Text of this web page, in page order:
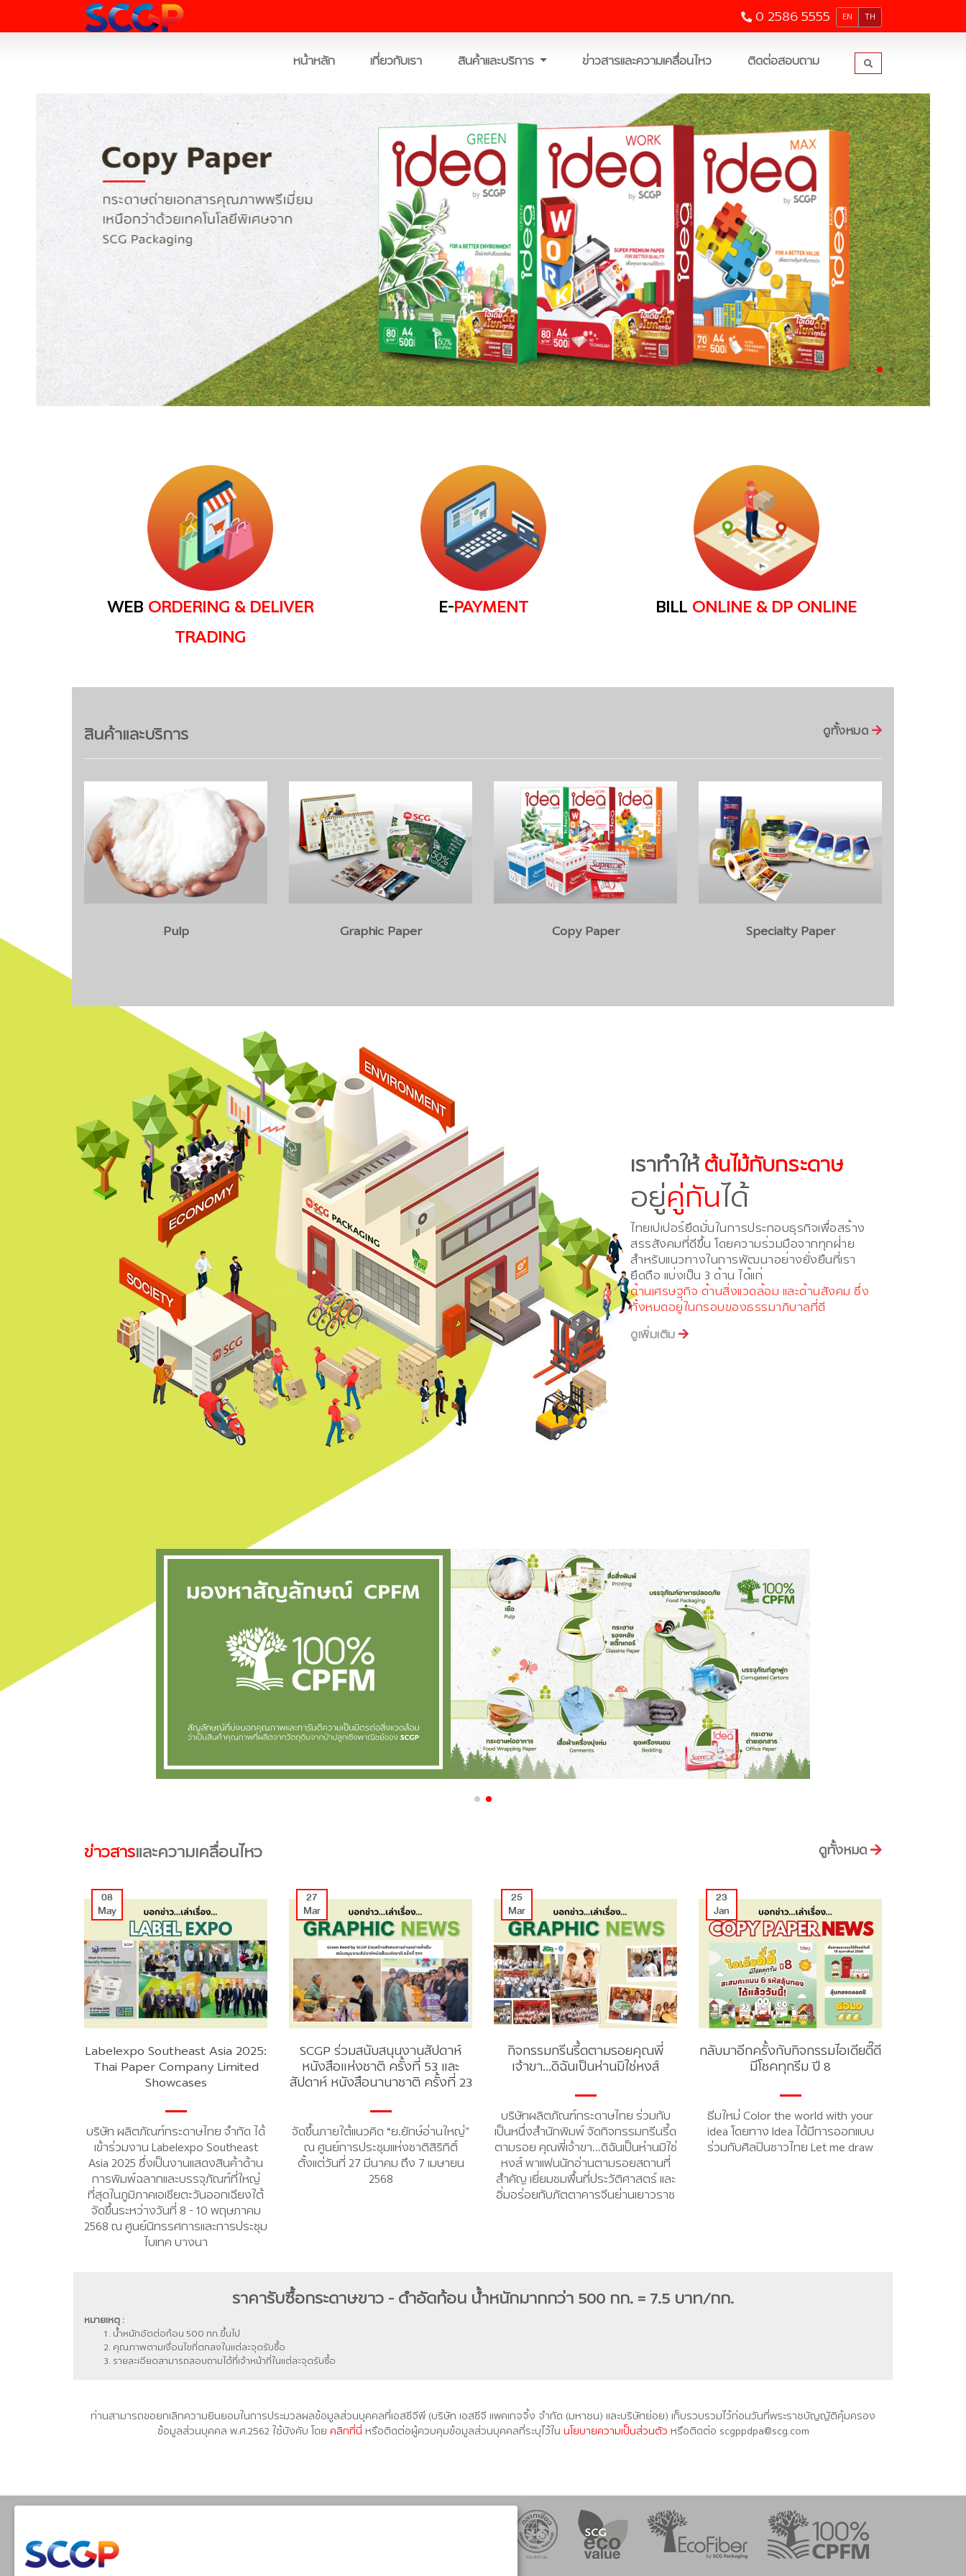
0 2586 5555 EN TH
หน้าหลัก เกี่ยวกับเรา สินค้าและบริการ ข่าวสารและความเคลื่อนไหว ติดต่อสอบถาม
WEB ORDERING & DELIVER
TRADING
E-PAYMENT BILL ONLINE & DP ONLINE
สินค้าและบริการ ดูทั้งหมด
Graphic Paper Copy Paper Specialty Paper Foodservice Packaging
เราทำให้ต้นไม้กับกระดาษ
อยู่คู่กันได้
ไทยเปเปอร์ยึดมั่นในการประกอบธุรกิจเพื่อสร้าง
สรรสังคมที่ดีขึ้น โดยความร่วมมือจากทุกฝ่าย
สำหรับแนวทางในการพัฒนาอย่างยั่งยืนที่เรา
ยึดถือ แบ่งเป็น 3 ด้าน ได้แก่
ด้านเศรษฐกิจ ด้านสิ่งแวดล้อม และด้านสังคม ซึ่ง
ทั้งหมดอยู่ในกรอบของธรรมาภิบาลที่ดี
ดูเพิ่มเติม
ข่าวสารและความเคลื่อนไหว ดูทั้งหมด
08
May
Labelexpo Southeast Asia 2025:
Thai Paper Company Limited
Showcases
บริษัท ผลิตภัณฑ์กระดาษไทย จำกัด ได้
เข้าร่วมงาน Labelexpo Southeast
Asia 2025 ซึ่งเป็นงานแสดงสินค้าด้าน
การพิมพ์ฉลากและบรรจุภัณฑ์ที่ใหญ่
ที่สุดในภูมิภาคเอเชียตะวันออกเฉียงใต้
จัดขึ้นระหว่างวันที่ 8 - 10 พฤษภาคม
2568 ณ ศูนย์นิทรรศการและการประชุม
ไบเทค บางนา
27
Mar
SCGP ร่วมสนับสนุนงานสัปดาห์
หนังสือแห่งชาติ ครั้งที่ 53 และ
สัปดาห์ หนังสือนานาชาติ ครั้งที่ 23
จัดขึ้นภายใต้แนวคิด “ย.ยักษ์อ่านใหญ่”
ณ ศูนย์การประชุมแห่งชาติสิริกิติ์
ตั้งแต่วันที่ 27 มีนาคม ถึง 7 เมษายน
2568
25
Mar
กิจกรรมกรีนรี้ดตามรอยคุณพี่
เจ้าขา...ดิฉันเป็นห่านมิใช่หงส์
บริษัทผลิตภัณฑ์กระดาษไทย ร่วมกับ
เป็นหนึ่งสำนักพิมพ์ จัดกิจกรรมกรีนรี้ด
ตามรอย คุณพี่เจ้าขา…ดิฉันเป็นห่านมิใช่
หงส์ พาแฟนนักอ่านตามรอยสถานที่
สำคัญ เยี่ยมชมพื้นที่ประวัติศาสตร์ และ
อิ่มอร่อยกับภัตตาคารจีนย่านเยาวราช
23
Jan
กลับมาอีกครั้งกับกิจกรรมไอเดียดี๊ดี
มีโชคทุกรีม ปี 8
ธีมใหม่ Color the world with your
idea โดยทาง Idea ได้มีการออกแบบ
ร่วมกับศิลปินชาวไทย Let me draw
ราคารับซื้อกระดาษขาว - ดำอัดก้อน น้ำหนักมากกว่า 500 กก. = 7.5 บาท/กก.
หมายเหตุ :
น้ำหนักอัดต่อก้อน 500 กก.ขึ้นไป
คุณภาพตามเงื่อนไขที่ตกลงในแต่ละจุดรับซื้อ
รายละเอียดสามารถสอบถามได้ที่เจ้าหน้าที่ในแต่ละจุดรับซื้อ
ท่านสามารถขอยกเลิกความยินยอมในการประมวลผลข้อมูลส่วนบุคคลที่เอสซีจีพี (บริษัท เอสซีจี แพคเกจจิ้ง จำกัด (มหาชน) และบริษัทย่อย) เก็บรวบรวมไว้ก่อนวันที่พระราชบัญญัติคุ้มครอง
ข้อมูลส่วนบุคคล พ.ศ.2562 ใช้บังคับ โดย คลิกที่นี่ หรือติดต่อผู้ควบคุมข้อมูลส่วนบุคคลที่ระบุไว้ใน นโยบายความเป็นส่วนตัว หรือติดต่อ scgppdpa@scg.com
Thai Paper Co.,Ltd.